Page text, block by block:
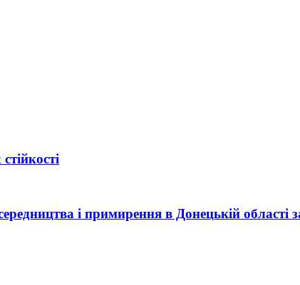
і примирення в Донецькій області